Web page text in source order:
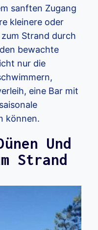
sanften Zugang
kleinere oder
Strand durch
bewachte
nur die
eine Bar mit
können.
Und
Strand